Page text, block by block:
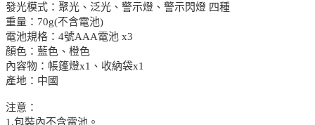
發光模式：聚光、泛光、警示燈、警示閃燈 四種
重量：70g(不含電池)
電池規格：4號AAA電池 x3
顏色：藍色、橙色
內容物：帳篷燈x1、收納袋x1
產地：中國
注意：
1.包裝內不含電池。